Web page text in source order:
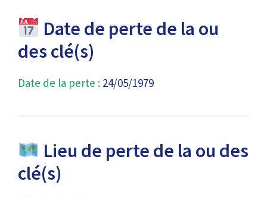
Date de perte de la ou
des clé(s)
Date de la perte : 24/05/1979
Lieu de perte de la ou des
clé(s)